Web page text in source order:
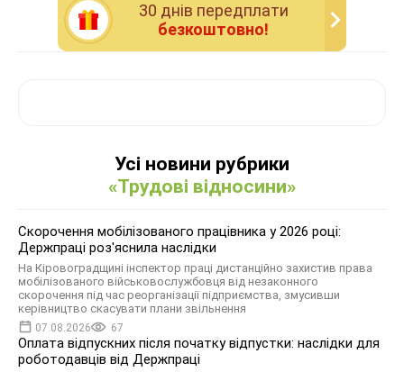
30 днiв передплати
безкоштовно!
Усі новини рубрики
«Трудові відносини»
Скорочення мобілізованого працівника у 2026 році:
Держпраці роз'яснила наслідки
На Кіровоградщині інспектор праці дистанційно захистив права
мобілізованого військовослужбовця від незаконного
скорочення під час реорганізації підприємства, змусивши
керівництво скасувати плани звільнення
07.08.2026 67
Оплата відпускних після початку відпустки: наслідки для
роботодавців від Держпраці